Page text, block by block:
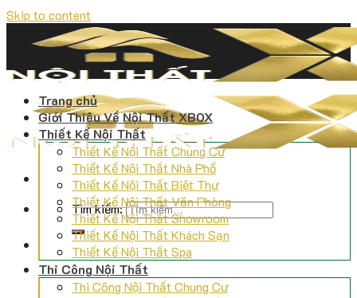
Skip to content
Tìm kiếm:
Trang chủ
Giới Thiệu Về Nội Thất XBOX
Thiết Kế Nội Thất
Thiết Kế Nội Thất Chung Cư
Thiết Kế Nội Thất Nhà Phố
Thiết Kế Nội Thất Biệt Thự
Thiết Kế Nội Thất Văn Phòng
Thiết Kế Nội Thất Showroom
Thiết Kế Nội Thất Khách Sạn
Thiết Kế Nội Thất Spa
Thi Công Nội Thất
Thi Công Nội Thất Chung Cư